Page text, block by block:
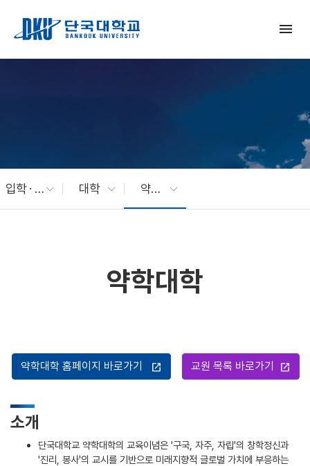
menu
입학 · 교육 대학 약학대학
약학대학
약학대학 홈페이지 바로가기 open_in_new 교원 목록 바로가기 open_in_new
소개
단국대학교 약학대학의 교육이념은 '구국, 자주, 자립'의 창학정신과
'진리, 봉사'의 교시를 기반으로 미래지향적 글로벌 가치에 부응하는